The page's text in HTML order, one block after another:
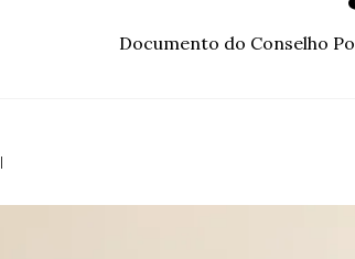
Documento do Conselho